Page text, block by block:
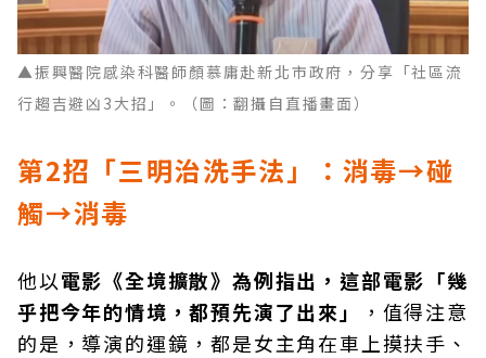
▲振興醫院感染科醫師顏慕庸赴新北市政府，分享「社區流
行趨吉避凶3大招」。（圖：翻攝自直播畫面）
第2招「三明治洗手法」：消毒→碰
觸→消毒
他以電影《全境擴散》為例指出，這部電影「幾
乎把今年的情境，都預先演了出來」
，值得注意
的是，導演的運鏡，都是女主角在車上摸扶手、